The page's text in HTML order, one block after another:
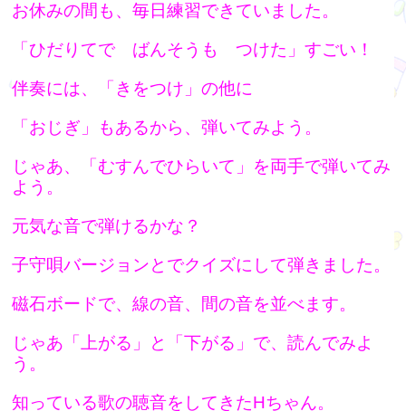
お休みの間も、毎日練習できていました。
「ひだりてで ばんそうも つけた」すごい！
伴奏には、「きをつけ」の他に
「おじぎ」もあるから、弾いてみよう。
じゃあ、「むすんでひらいて」を両手で弾いてみ
よう。
元気な音で弾けるかな？
子守唄バージョンとでクイズにして弾きました。
磁石ボードで、線の音、間の音を並べます。
じゃあ「上がる」と「下がる」で、読んでみよ
う。
知っている歌の聴音をしてきたHちゃん。